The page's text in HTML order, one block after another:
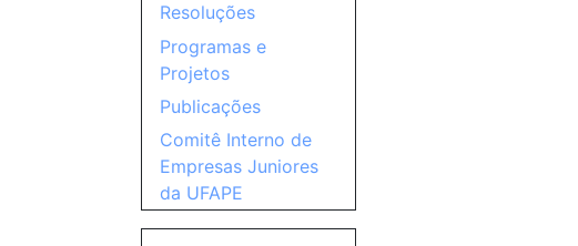
Resoluções
Programas e
Projetos
Publicações
Comitê Interno de
Empresas Juniores
da UFAPE